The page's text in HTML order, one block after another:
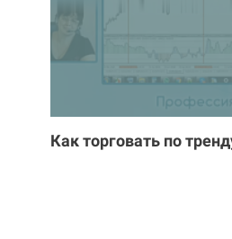
Как торговать по